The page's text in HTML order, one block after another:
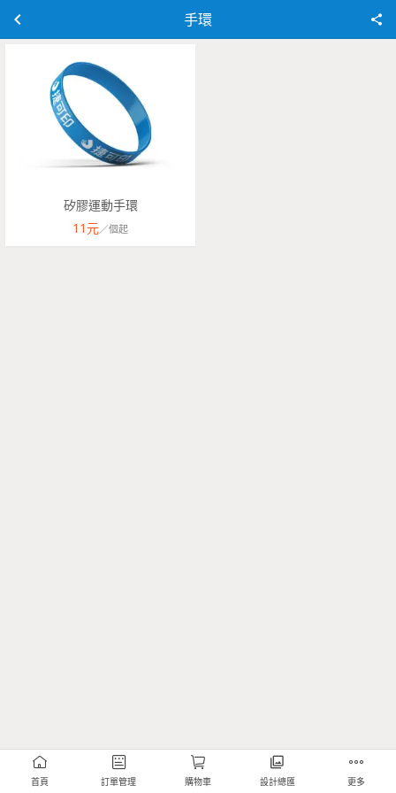
手環
矽膠運動手環
11元／個起
首頁 訂單管理 購物車 設計總匯 更多